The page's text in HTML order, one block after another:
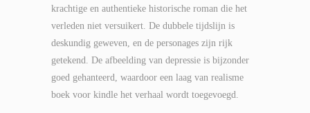
krachtige en authentieke historische roman die het
verleden niet versuikert. De dubbele tijdslijn is
deskundig geweven, en de personages zijn rijk
getekend. De afbeelding van depressie is bijzonder
goed gehanteerd, waardoor een laag van realisme
boek voor kindle het verhaal wordt toegevoegd.